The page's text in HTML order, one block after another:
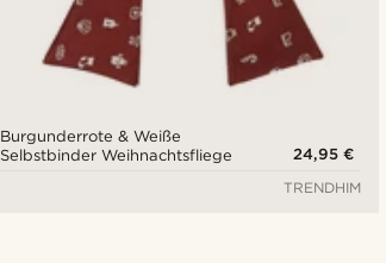
Burgunderrote & Weiße
Selbstbinder Weihnachtsfliege
24,95 €
TRENDHIM